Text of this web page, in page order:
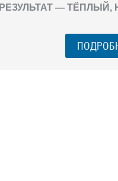
РЕЗУЛЬТАТ —